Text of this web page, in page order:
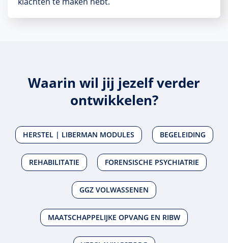
Waarin wil jij jezelf verder
ontwikkelen?
HERSTEL | LIBERMAN MODULES BEGELEIDING
REHABILITATIE FORENSISCHE PSYCHIATRIE
GGZ VOLWASSENEN
MAATSCHAPPELIJKE OPVANG EN RIBW